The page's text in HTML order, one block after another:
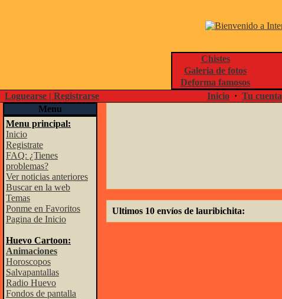
Chistes
Galeria de fotos
Deforma famosos
Loguearse | Registrarse
Inicio · Tu cuenta
Menu
Menu principal:
Inicio
Registrate
FAQ: ¿Tienes
problemas?
Ver noticias anteriores
Buscar en la web
Temas
Ponme en Favoritos
Pagina de Inicio
Huevo Cartoon:
Animaciones
Horoscopos
Salvapantallas
Radio Huevo
Fondos de pantalla
Ultimos 10 envíos de lauribichita: